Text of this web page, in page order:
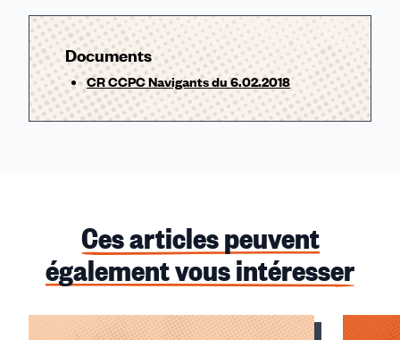
Documents
CR CCPC Navigants du 6.02.2018
Ces articles peuvent
également vous intéresser